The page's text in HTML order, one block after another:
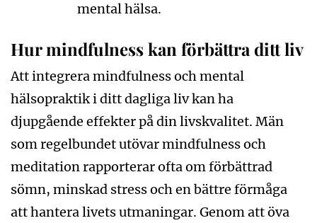
mental hälsa.
Hur mindfulness kan förbättra ditt liv
Att integrera mindfulness och mental
hälsopraktik i ditt dagliga liv kan ha
djupgående effekter på din livskvalitet. Män
som regelbundet utövar mindfulness och
meditation rapporterar ofta om förbättrad
sömn, minskad stress och en bättre förmåga
att hantera livets utmaningar. Genom att öva